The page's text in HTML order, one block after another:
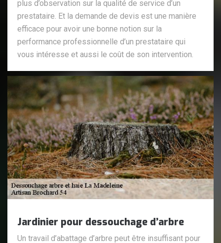
plus d’observation sur la qualité de service d’un
prestataire. Et la demande de devis est une manière
efficace pour avoir une bonne notion sur la
performance professionnelle d’un prestataire qui
vous intéresse et aussi le coût de son intervention.
Jardinier pour dessouchage d’arbre
Un travail d’abattage d’arbre peut être insuffisant pour